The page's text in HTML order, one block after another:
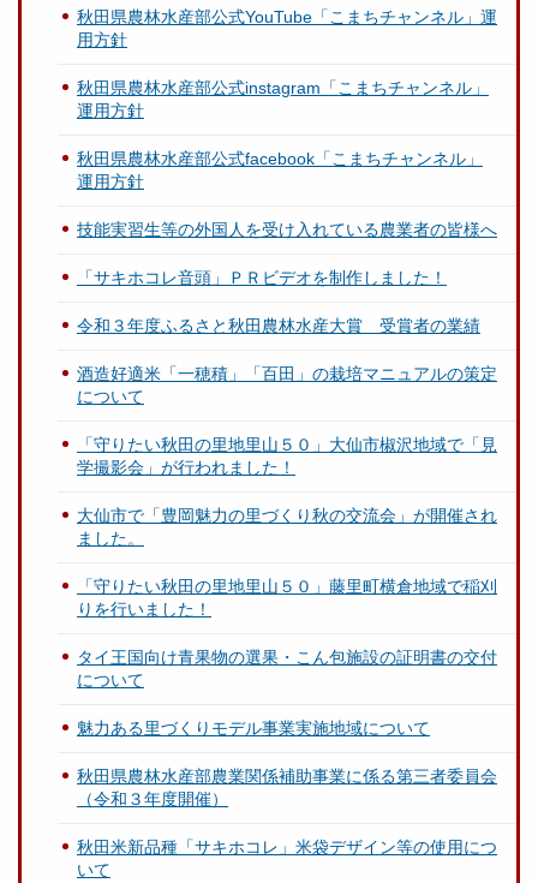
秋田県農林水産部公式YouTube「こまちチャンネル」運
用方針
秋田県農林水産部公式instagram「こまちチャンネル」
運用方針
秋田県農林水産部公式facebook「こまちチャンネル」
運用方針
技能実習生等の外国人を受け入れている農業者の皆様へ
「サキホコレ音頭」ＰＲビデオを制作しました！
令和３年度ふるさと秋田農林水産大賞 受賞者の業績
酒造好適米「一穂積」「百田」の栽培マニュアルの策定
について
「守りたい秋田の里地里山５０」大仙市椒沢地域で「見
学撮影会」が行われました！
大仙市で「豊岡魅力の里づくり秋の交流会」が開催され
ました。
「守りたい秋田の里地里山５０」藤里町横倉地域で稲刈
りを行いました！
タイ王国向け青果物の選果・こん包施設の証明書の交付
について
魅力ある里づくりモデル事業実施地域について
秋田県農林水産部農業関係補助事業に係る第三者委員会
（令和３年度開催）
秋田米新品種「サキホコレ」米袋デザイン等の使用につ
いて